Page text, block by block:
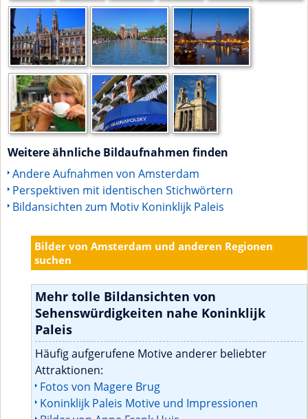
Weitere ähnliche Bildaufnahmen finden
Andere Aufnahmen von Amsterdam
Perspektiven mit identischen Stichwörtern
Bildansichten zum Motiv Koninklijk Paleis
Bilder von Amsterdam und anderen Regionen
suchen
Mehr tolle Bildansichten von
Sehenswürdigkeiten nahe Koninklijk
Paleis
Häufig aufgerufene Motive anderer beliebter
Attraktionen:
Fotos von Magere Brug
Koninklijk Paleis Motive und Impressionen